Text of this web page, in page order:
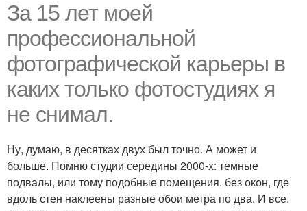
За 15 лет моей
профессиональной
фотографической карьеры в
каких только фотостудиях я
не снимал.
Ну, думаю, в десятках двух был точно. А может и
больше. Помню студии середины 2000-х: темные
подвалы, или тому подобные помещения, без окон, где
вдоль стен наклеены разные обои метра по два. И все.